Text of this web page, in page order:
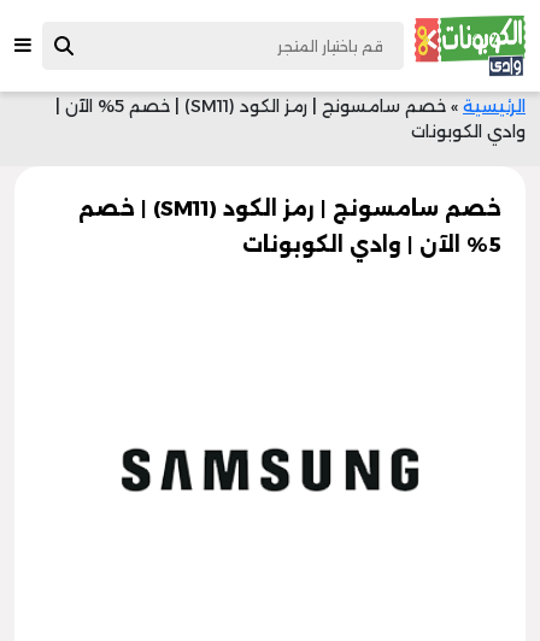
الرئيسية »
خصم سامسونج | رمز الكود (SM11) | خصم 5% الآن |
وادي الكوبونات
خصم سامسونج | رمز الكود (SM11) | خصم
5% الآن | وادي الكوبونات